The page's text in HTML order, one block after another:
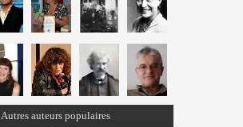
Autres auteurs populaires